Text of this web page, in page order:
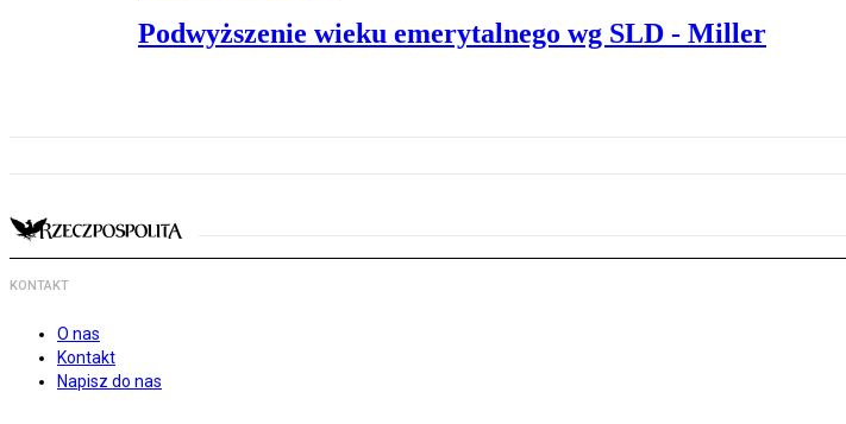
Podwyższenie wieku emerytalnego wg SLD - Miller
KONTAKT
O nas
Kontakt
Napisz do nas